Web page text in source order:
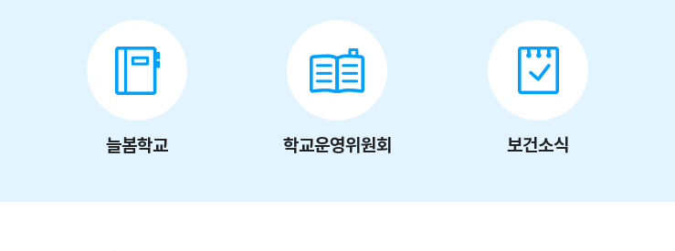
늘봄학교 학교운영위원회 보건소식